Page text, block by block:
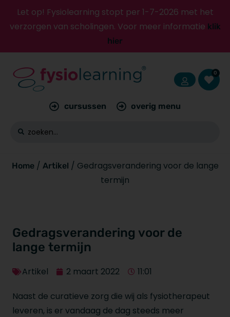
Let op! Fysiolearning stopt per 1-7-2026 met het
verzorgen van scholingen. Voor meer informatie klik
hier
0
cursussen overig menu
Home/ Artikel / Gedragsverandering voor de lange
termijn
Gedragsverandering voor de
lange termijn
Artikel 2 maart 2022 11:01
Naast de curatieve zorg die wij als fysiotherapeut
leveren, is er vandaag de dag steeds meer